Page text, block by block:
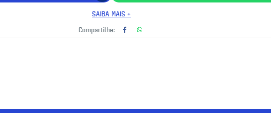
SAIBA MAIS +
Compartilhe: